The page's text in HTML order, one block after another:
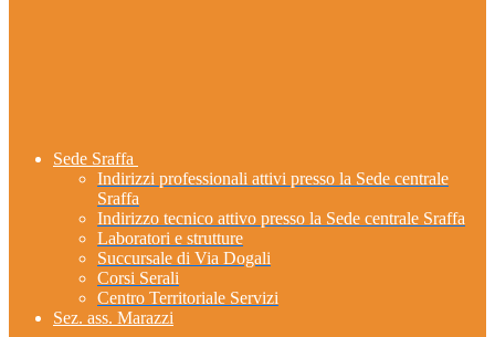
Sede Sraffa
Indirizzi professionali attivi presso la Sede centrale
Sraffa
Indirizzo tecnico attivo presso la Sede centrale Sraffa
Laboratori e strutture
Succursale di Via Dogali
Corsi Serali
Centro Territoriale Servizi
Sez. ass. Marazzi